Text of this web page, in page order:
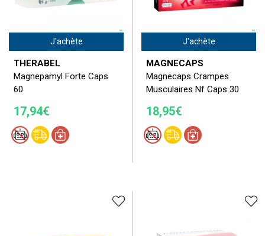
J'achète
THERABEL
Magnepamyl Forte Caps
60
17,94€
J'achète
MAGNECAPS
Magnecaps Crampes
Musculaires Nf Caps 30
18,95€